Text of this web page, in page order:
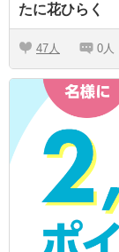
たに花ひらく
47 0